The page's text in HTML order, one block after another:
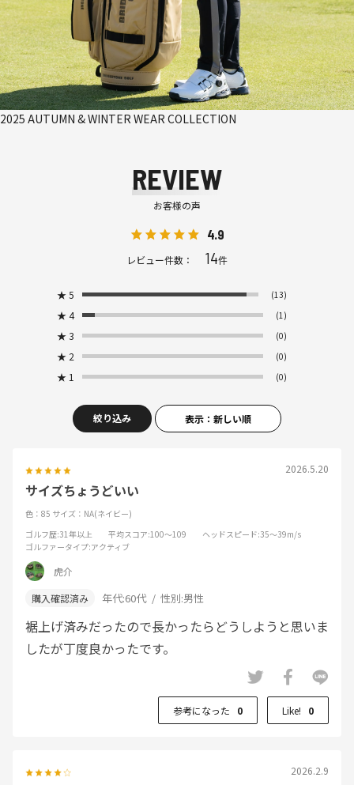
2025 AUTUMN & WINTER WEAR COLLECTION
REVIEW
お客様の声
4.9
レビュー件数： 14件
★ 5 (13)
★ 4 (1)
★ 3 (0)
★ 2 (0)
★ 1 (0)
絞り込み 表示：新しい順
2026.5.20
サイズちょうどいい
色：85 サイズ：NA(ネイビー)
ゴルフ歴:31年以上 平均スコア:100～109 ヘッドスピード:35～39m/s
ゴルファータイプ:アクティブ
虎介
年代:60代 性別:男性
裾上げ済みだったので長かったらどうしようと思いま
したが丁度良かったです。
参考になった 0 Like! 0
2026.2.9